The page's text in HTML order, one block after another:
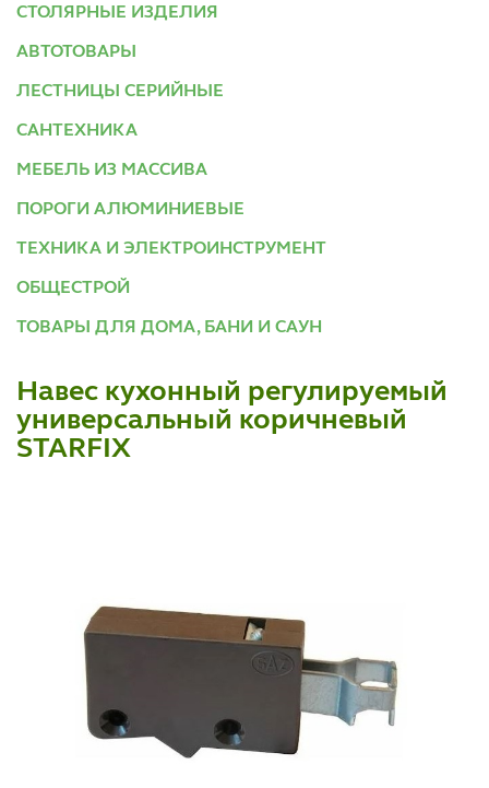
СТОЛЯРНЫЕ ИЗДЕЛИЯ
АВТОТОВАРЫ
ЛЕСТНИЦЫ СЕРИЙНЫЕ
САНТЕХНИКА
МЕБЕЛЬ ИЗ МАССИВА
ПОРОГИ АЛЮМИНИЕВЫЕ
ТЕХНИКА И ЭЛЕКТРОИНСТРУМЕНТ
ОБЩЕСТРОЙ
ТОВАРЫ ДЛЯ ДОМА, БАНИ И САУН
Навес кухонный регулируемый
универсальный коричневый
STARFIX